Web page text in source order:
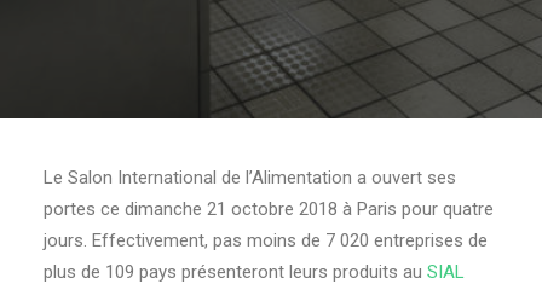
Le Salon International de l’Alimentation a ouvert ses
portes ce dimanche 21 octobre 2018 à Paris pour quatre
jours. Effectivement, pas moins de 7 020 entreprises de
plus de 109 pays présenteront leurs produits au SIAL